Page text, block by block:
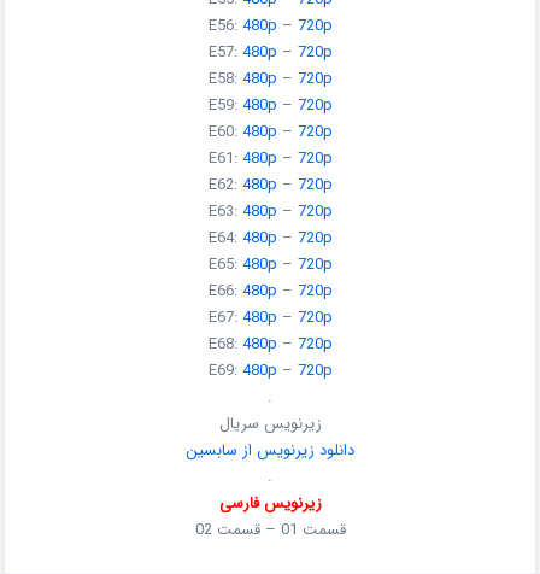
E56:480p – 720p
E57:480p – 720p
E58:480p – 720p
E59:480p – 720p
E60:480p – 720p
E61:480p – 720p
E62:480p – 720p
E63:480p – 720p
E64:480p – 720p
E65:480p – 720p
E66:480p – 720p
E67:480p – 720p
E68:480p – 720p
E69:480p – 720p
.
زیرنویس سریال
دانلود زیرنویس از سابسین
.
زیرنویس فارسی
قسمت 01 – قسمت 02